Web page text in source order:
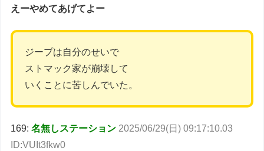
えーやめてあげてよー
ジープは自分のせいで
ストマック家が崩壊して
いくことに苦しんでいた。
169:名無しステーション 2025/06/29(日) 09:17:10.03
ID:VUIt3fkw0